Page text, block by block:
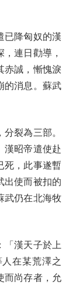
降匈奴的漢
連日勸導，
赤誠，慚愧淚
的消息。蘇武
裂為三部。
漢昭帝遣使赴
死，此事遂暫
出使而被扣的
武仍在北海牧
漢天子於上
在某荒澤之
而尚存者，允